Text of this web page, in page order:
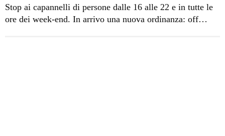
Stop ai capannelli di persone dalle 16 alle 22 e in tutte le
ore dei week-end. In arrivo una nuova ordinanza: off